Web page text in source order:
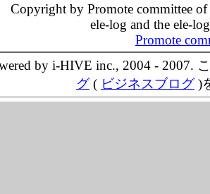
Copyright by Promote committee
ele-log and the ele-
Promote
by i-HIVE inc., 2004 - 2007.
グ( ビジネスブログ)